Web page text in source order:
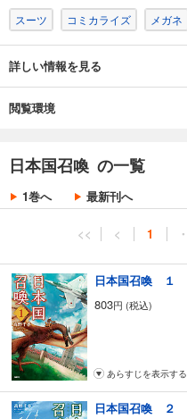
スーツ コミカライズ メガネ
詳しい情報を見る
閲覧環境
日本国召喚 の一覧
1巻へ 最新刊へ
<< < 1 ・
日本国召喚 １
803円 (税込)
あらすじを表示する
日本国召喚 ２